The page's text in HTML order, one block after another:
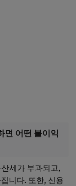
면 어떤 불이익
세가 부과되고,
니다. 또한, 신용